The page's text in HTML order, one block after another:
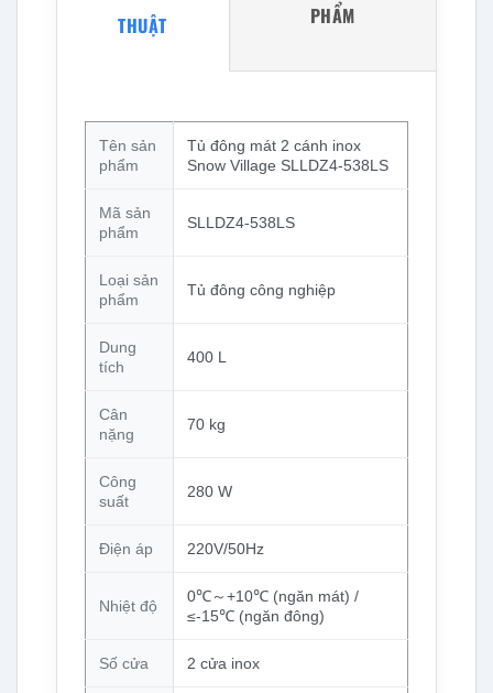
THUẬT
PHẨM
Tên sản
phẩm
Tủ đông mát 2 cánh inox
Snow Village SLLDZ4-538LS
Mã sản
phẩm
SLLDZ4-538LS
Loại sản
phẩm
Tủ đông công nghiệp
Dung
tích
400 L
Cân
nặng
70 kg
Công
suất
280 W
Điện áp 220V/50Hz
Nhiệt độ
0℃～+10℃ (ngăn mát) /
≤-15℃ (ngăn đông)
Số cửa 2 cửa inox